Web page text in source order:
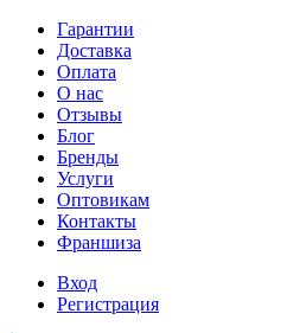
Гарантии
Доставка
Оплата
О нас
Отзывы
Блог
Бренды
Услуги
Оптовикам
Контакты
Франшиза
Вход
Регистрация